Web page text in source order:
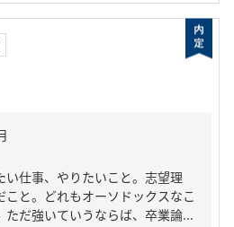
仕事、やりたいこと。志望理
と。どれもオーソドックスなこ
ただ強いていうならば、卒業論...